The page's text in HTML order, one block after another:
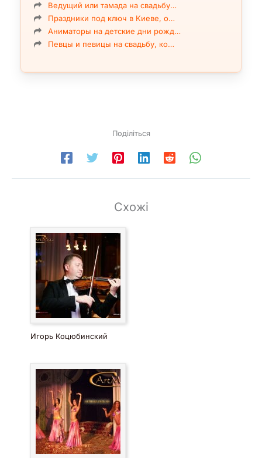
Ведущий или тамада на свадьбу…
Праздники под ключ в Киеве, о…
Аниматоры на детские дни рожд…
Певцы и певицы на свадьбу, ко…
Поділіться
Схожі
Игорь Коцюбинский